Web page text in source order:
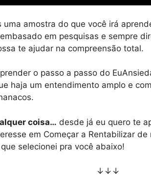
uma amostra do que você irá
em pesquisas e sempre
te ajudar na compreensão total.
o passo a passo do
haja um entendimento amplo e
coisa… desde já eu quero te
em Começar a Rentabilizar
selecionei pra você abaixo!
↓↓↓